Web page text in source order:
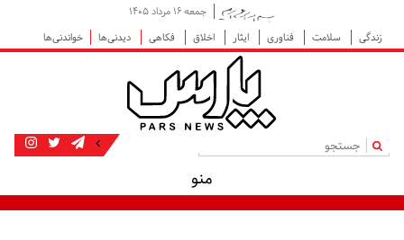
جمعه ۱۶ مرداد ۱۴۰۵
زندگی
سلامت فناوری ایثار اخلاق فکاهی دیدنی‌ها خواندنی‌ها
|
منو